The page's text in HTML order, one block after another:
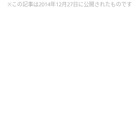
※この記事は2014年12月27日に公開されたものです